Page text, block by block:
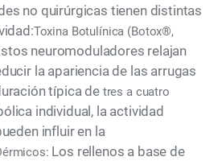
no quirúrgicas tienen distintas
Toxina Botulínica (Botox®,
neuromoduladores relajan
la apariencia de las arrugas
típica de tres a cuatro
individual, la actividad
influir en la
Los rellenos a base de